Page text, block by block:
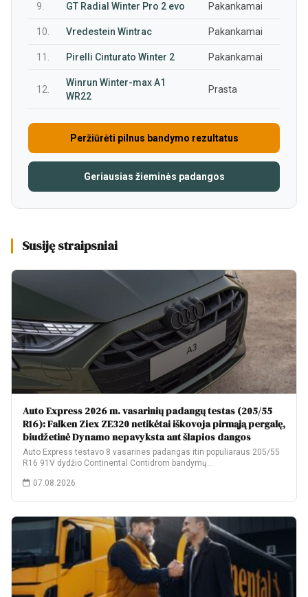
9. GT Radial Winter Pro 2 evo Pakankamai
10. Vredestein Wintrac Pakankamai
11. Pirelli Cinturato Winter 2 Pakankamai
12.
Winrun Winter-max A1
WR22
Prasta
Peržiūrėti pilnus bandymo rezultatus
Geriausias žieminės padangos
Susiję straipsniai
Auto Express 2026 m. vasarinių padangų testas (205/55
R16): Falken Ziex ZE320 netikėtai iškovoja pirmąją pergalę,
biudžetinė Dynamo nepavyksta ant šlapios dangos
Auto Express testavo 8 vasarines padangas itin populiaraus 205/55
R16 91V dydžio Continental Contidrom bandymų…
07.08.2026